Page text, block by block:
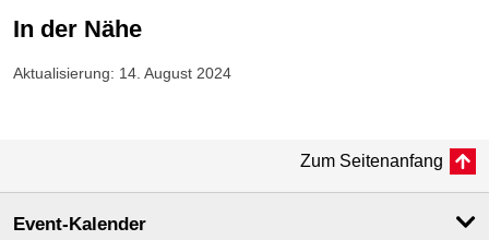
In der Nähe
Aktualisierung: 14. August 2024
Zum Seitenanfang
Event-Kalender